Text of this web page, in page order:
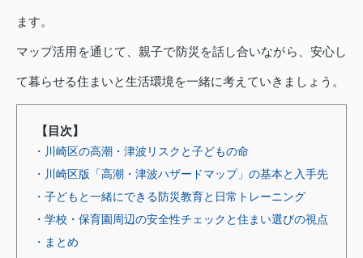
ます。
マップ活用を通じて、親子で防災を話し合いながら、安心し
て暮らせる住まいと生活環境を一緒に考えていきましょう。
【目次】
・川崎区の高潮・津波リスクと子どもの命
・川崎区版「高潮・津波ハザードマップ」の基本と入手先
・子どもと一緒にできる防災教育と日常トレーニング
・学校・保育園周辺の安全性チェックと住まい選びの視点
・まとめ